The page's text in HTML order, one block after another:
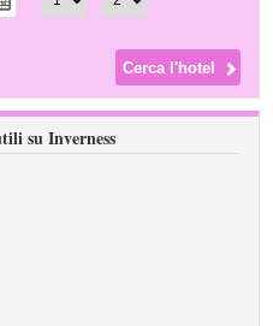
su Inverness